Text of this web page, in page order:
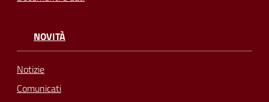
NOVITÀ
Notizie
Comunicati